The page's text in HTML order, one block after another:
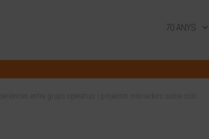
70 ANYS